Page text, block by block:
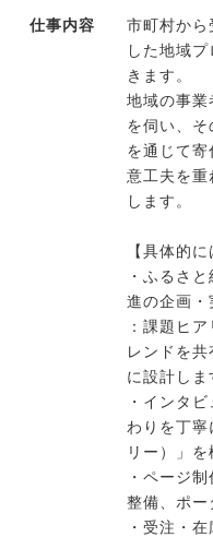
地域情報ブログ
今すぐ転職
中長期で転
仕事内容
市町村から
した地域
きます。
地域の事業
を伺い、
を通じて寄
意工夫を重
します。
【具体的に
・ふるさ
進の企画・
：課題ヒ
レンドを
に設計しま
・インタ
わりを丁
リー）」を
・ページ
整備、ポー
・受注・